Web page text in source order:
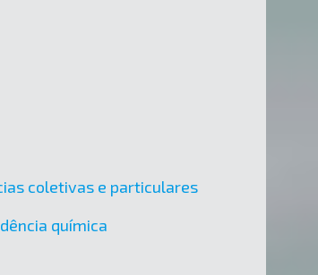
coletivas e particulares
química